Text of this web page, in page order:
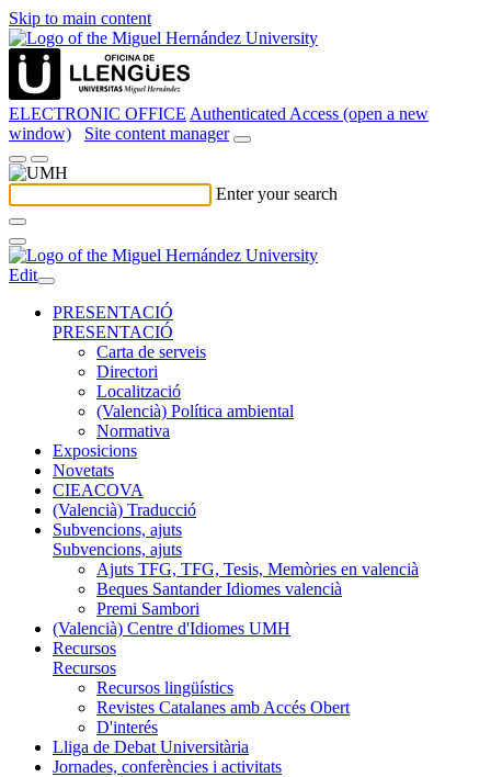
Skip to main content
ELECTRONIC OFFICE Authenticated Access (open a new
window)
Site content manager
Enter your search
Edit
PRESENTACIÓ
PRESENTACIÓ
Carta de serveis
Directori
Localització
(Valencià) Política ambiental
Normativa
Exposicions
Novetats
CIEACOVA
(Valencià) Traducció
Subvencions, ajuts
Subvencions, ajuts
Ajuts TFG, TFG, Tesis, Memòries en valencià
Beques Santander Idiomes valencià
Premi Sambori
(Valencià) Centre d'Idiomes UMH
Recursos
Recursos
Recursos lingüístics
Revistes Catalanes amb Accés Obert
D'interés
Lliga de Debat Universitària
Jornades, conferències i activitats